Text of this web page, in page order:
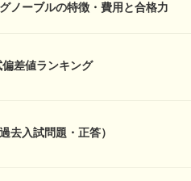
ノーブルの特徴・費用と合格力
差値ランキング
去入試問題・正答）